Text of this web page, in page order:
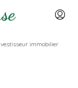
immobilier